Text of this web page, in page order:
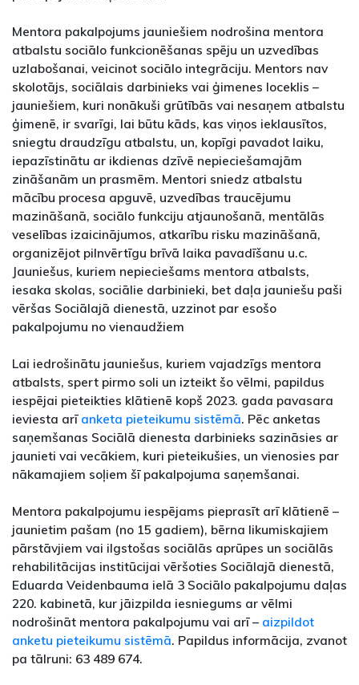
Mentora pakalpojums jauniešiem nodrošina mentora
atbalstu sociālo funkcionēšanas spēju un uzvedības
uzlabošanai, veicinot sociālo integrāciju. Mentors nav
skolotājs, sociālais darbinieks vai ģimenes loceklis –
jauniešiem, kuri nonākuši grūtībās vai nesaņem atbalstu
ģimenē, ir svarīgi, lai būtu kāds, kas viņos ieklausītos,
sniegtu draudzīgu atbalstu, un, kopīgi pavadot laiku,
iepazīstinātu ar ikdienas dzīvē nepieciešamajām
zināšanām un prasmēm. Mentori sniedz atbalstu
mācību procesa apguvē, uzvedības traucējumu
mazināšanā, sociālo funkciju atjaunošanā, mentālās
veselības izaicinājumos, atkarību risku mazināšanā,
organizējot pilnvērtīgu brīvā laika pavadīšanu u.c.
Jauniešus, kuriem nepieciešams mentora atbalsts,
iesaka skolas, sociālie darbinieki, bet daļa jauniešu paši
vēršas Sociālajā dienestā, uzzinot par esošo
pakalpojumu no vienaudžiem
Lai iedrošinātu jauniešus, kuriem vajadzīgs mentora
atbalsts, spert pirmo soli un izteikt šo vēlmi, papildus
iespējai pieteikties klātienē kopš 2023. gada pavasara
ieviesta arī anketa pieteikumu sistēmā. Pēc anketas
saņemšanas Sociālā dienesta darbinieks sazināsies ar
jaunieti vai vecākiem, kuri pieteikušies, un vienosies par
nākamajiem soļiem šī pakalpojuma saņemšanai.
Mentora pakalpojumu iespējams pieprasīt arī klātienē –
jaunietim pašam (no 15 gadiem), bērna likumiskajiem
pārstāvjiem vai ilgstošas sociālās aprūpes un sociālās
rehabilitācijas institūcijai vēršoties Sociālajā dienestā,
Eduarda Veidenbauma ielā 3 Sociālo pakalpojumu daļas
220. kabinetā, kur jāizpilda iesniegums ar vēlmi
nodrošināt mentora pakalpojumu vai arī – aizpildot
anketu pieteikumu sistēmā. Papildus informācija, zvanot
pa tālruni: 63 489 674.